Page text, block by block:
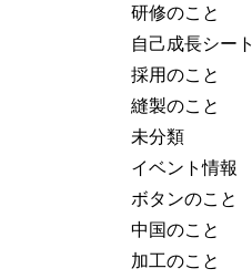
研修のこと
自己成長シート
採用のこと
縫製のこと
未分類
イベント情報
ボタンのこと
中国のこと
加工のこと